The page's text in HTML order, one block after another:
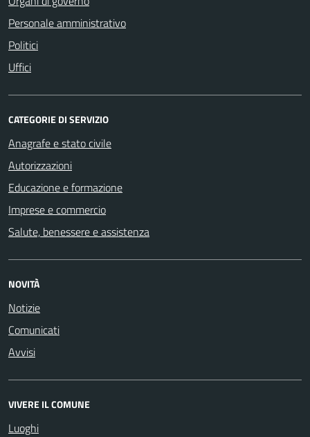
Personale amministrativo
Politici
Uffici
CATEGORIE DI SERVIZIO
Anagrafe e stato civile
Autorizzazioni
Educazione e formazione
Imprese e commercio
Salute, benessere e assistenza
NOVITÀ
Notizie
Comunicati
Avvisi
VIVERE IL COMUNE
Luoghi